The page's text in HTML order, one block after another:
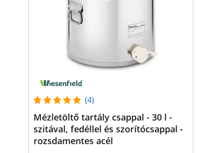
(4)
Mézletöltő tartály csappal - 30 l -
szitával, fedéllel és szorítócsappal -
rozsdamentes acél